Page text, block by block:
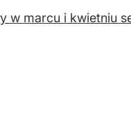
w marcu i kwietniu